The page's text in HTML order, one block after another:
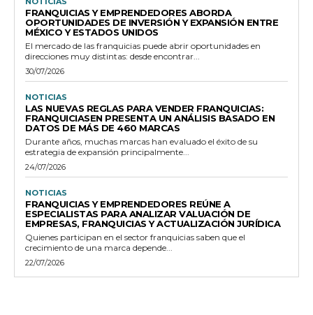
FRANQUICIAS Y EMPRENDEDORES ABORDA
OPORTUNIDADES DE INVERSIÓN Y EXPANSIÓN ENTRE
MÉXICO Y ESTADOS UNIDOS
El mercado de las franquicias puede abrir oportunidades en
direcciones muy distintas: desde encontrar...
30/07/2026
NOTICIAS
LAS NUEVAS REGLAS PARA VENDER FRANQUICIAS:
FRANQUICIASEN PRESENTA UN ANÁLISIS BASADO EN
DATOS DE MÁS DE 460 MARCAS
Durante años, muchas marcas han evaluado el éxito de su
estrategia de expansión principalmente...
24/07/2026
NOTICIAS
FRANQUICIAS Y EMPRENDEDORES REÚNE A
ESPECIALISTAS PARA ANALIZAR VALUACIÓN DE
EMPRESAS, FRANQUICIAS Y ACTUALIZACIÓN JURÍDICA
Quienes participan en el sector franquicias saben que el
crecimiento de una marca depende...
22/07/2026